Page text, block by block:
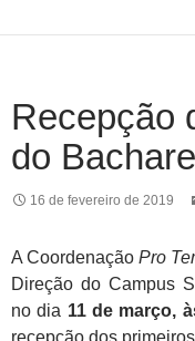
Recepção
do
16 de fevereiro de 2019
A CoordenaçãoPro
Direção do Campus
no dia 11 de março,
recepção dos